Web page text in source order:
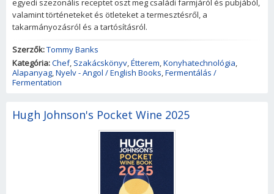
egyedi szezonális receptet oszt meg családi farmjáról és pubjából,
valamint történeteket és ötleteket a termesztésről, a
takarmányozásról és a tartósításról.
Szerzők:Tommy Banks
Kategória:Chef, Szakácskönyv,Étterem,Konyhatechnológia,
Alapanyag,Nyelv - Angol / English Books,Fermentálás /
Fermentation
Hugh Johnson's Pocket Wine 2025